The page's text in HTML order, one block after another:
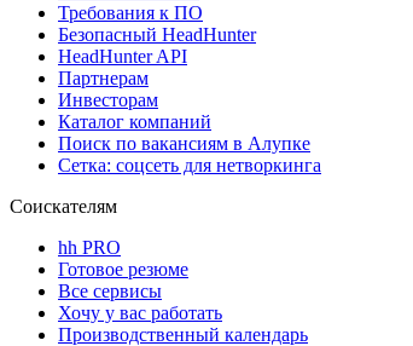
Требования к ПО
Безопасный HeadHunter
HeadHunter API
Партнерам
Инвесторам
Каталог компаний
Поиск по вакансиям в Алупке
Сетка: соцсеть для нетворкинга
Соискателям
hh PRO
Готовое резюме
Все сервисы
Хочу у вас работать
Производственный календарь